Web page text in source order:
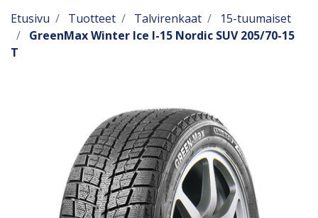
Etusivu Tuotteet Talvirenkaat
15-tuumaiset
GreenMax Winter Ice I-15 Nordic SUV 205/70-15
T